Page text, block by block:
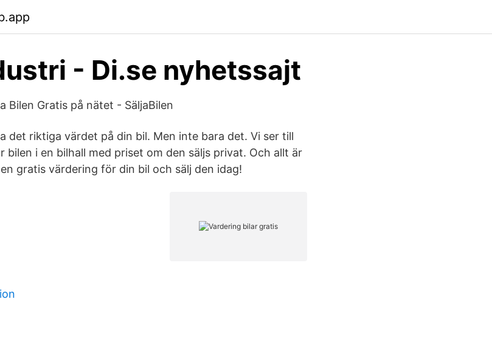
- Di.se nyhetssajt
Bilen Gratis på nätet - SäljaBilen
det riktiga värdet på din bil. Men inte bara det. Vi ser till
i en bilhall med priset om den säljs privat. Och allt är
gratis värdering för din bil och sälj den idag!